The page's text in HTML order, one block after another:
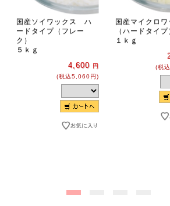
国産ソイワックス ハ
ードタイプ（フレー
ク）
５ｋｇ
4,600 円
(税込5,060円)
国産マイクロ
（ハードタイプ
１ｋｇ
(税